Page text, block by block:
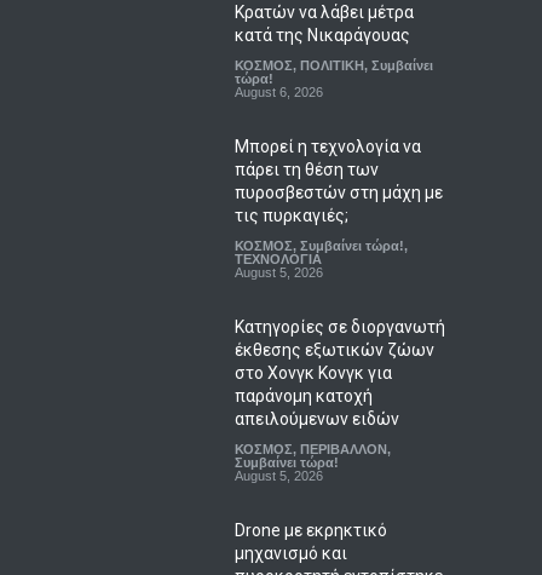
Κρατών να λάβει μέτρα
κατά της Νικαράγουας
ΚΟΣΜΟΣ, ΠΟΛΙΤΙΚΗ, Συμβαίνει
τώρα!
August 6, 2026
Μπορεί η τεχνολογία να
πάρει τη θέση των
πυροσβεστών στη μάχη με
τις πυρκαγιές;
ΚΟΣΜΟΣ, Συμβαίνει τώρα!,
ΤΕΧΝΟΛΟΓΙΑ
August 5, 2026
Κατηγορίες σε διοργανωτή
έκθεσης εξωτικών ζώων
στο Χονγκ Κονγκ για
παράνομη κατοχή
απειλούμενων ειδών
ΚΟΣΜΟΣ, ΠΕΡΙΒΑΛΛΟΝ,
Συμβαίνει τώρα!
August 5, 2026
Drone με εκρηκτικό
μηχανισμό και